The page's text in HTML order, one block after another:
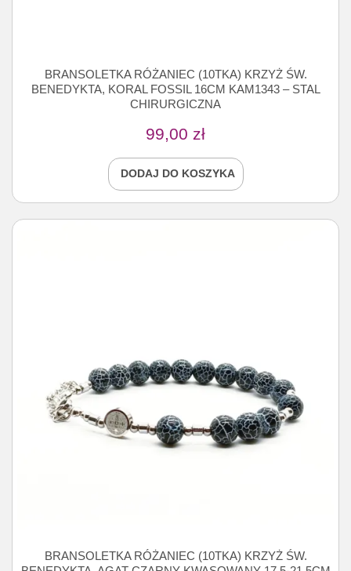
BRANSOLETKA RÓŻANIEC (10TKA) KRZYŻ ŚW.
BENEDYKTA, KORAL FOSSIL 16CM KAM1343 – STAL
CHIRURGICZNA
99,00 zł
DODAJ DO KOSZYKA
BRANSOLETKA RÓŻANIEC (10TKA) KRZYŻ ŚW.